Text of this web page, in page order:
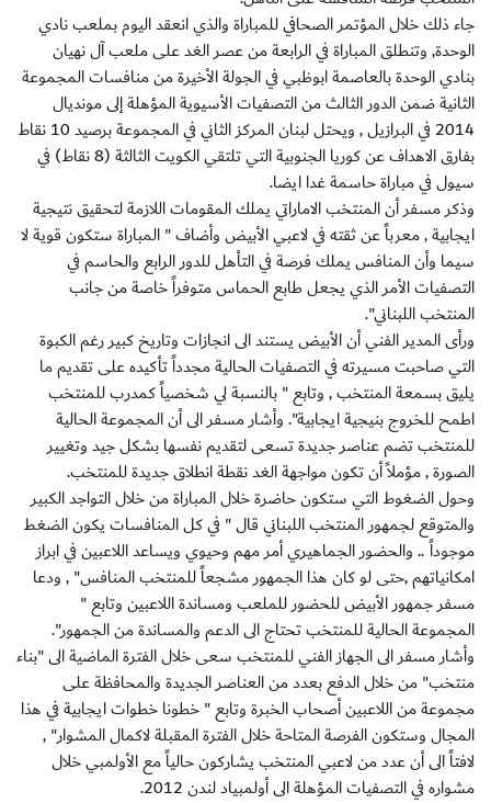
جاء ذلك خلال المؤتمر الصحافي للمباراة والذي انعقد اليوم بملعب نادي
الوحدة, وتنطلق المباراة في الرابعة من عصر الغد على ملعب آل نهيان
بنادي الوحدة بالعاصمة ابوظبي في الجولة الأخيرة من منافسات المجموعة
الثانية ضمن الدور الثالث من التصفيات الأسيوية المؤهلة إلى مونديال
2014 في البرازيل , ويحتل لبنان المركز الثاني في المجموعة برصيد 10 نقاط
بفارق الاهداف عن كوريا الجنوبية التي تلتقي الكويت الثالثة (8 نقاط) في
سيول في مباراة حاسمة غدا ايضا.
وذكر مسفر أن المنتخب الاماراتي يملك المقومات اللازمة لتحقيق نتيجية
ايجابية , معرباً عن ثقته في لاعبي الأبيض وأضاف " المباراة ستكون قوية لا
سيما وأن المنافس يملك فرصة في التأهل للدور الرابع والحاسم في
التصفيات الأمر الذي يجعل طابع الحماس متوفراً خاصة من جانب
المنتخب اللبناني".
ورأى المدير الفني أن الأبيض يستند الى انجازات وتاريخ كبير رغم الكبوة
التي صاحبت مسيرته في التصفيات الحالية مجدداً تأكيده على تقديم ما
يليق بسمعة المنتخب , وتابع " بالنسبة لي شخصياً كمدرب للمنتخب
اطمح للخروج بنيجية ايجابية". وأشار مسفر الى أن المجموعة الحالية
للمنتخب تضم عناصر جديدة تسعى لتقديم نفسها بشكل جيد وتغيير
الصورة , مؤملاً أن تكون مواجهة الغد نقطة انطلاق جديدة للمنتخب.
وحول الضغوط التي ستكون حاضرة خلال المباراة من خلال التواجد الكبير
والمتوقع لجمهور المنتخب اللبناني قال " في كل المنافسات يكون الضغط
موجوداً .. والحضور الجماهيري أمر مهم وحيوي ويساعد اللاعبين في ابراز
امكانياتهم ,حتى لو كان هذا الجمهور مشجعاً للمنتخب المنافس" , ودعا
مسفر جمهور الأبيض للحضور للملعب ومساندة اللاعبين وتابع "
المجموعة الحالية للمنتخب تحتاج الى الدعم والمساندة من الجمهور".
وأشار مسفر الى الجهاز الفني للمنتخب سعى خلال الفترة الماضية الى "بناء
منتخب" من خلال الدفع بعدد من العناصر الجديدة والمحافظة على
مجموعة من اللاعبين أصحاب الخبرة وتابع " خطونا خطوات ايجابية في هذا
المجال وستكون الفرصة المتاحة خلال الفترة المقبلة لاكمال المشوار" ,
لافتاً الى أن عدد من لاعبي المنتخب يشاركون حالياً مع الأولمبي خلال
مشواره في التصفيات المؤهلة الى أولمبياد لندن 2012.